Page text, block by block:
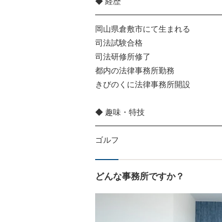
岡山県倉敷市にて生まれる
司法試験合格
司法研修所修了
都内の法律事務所勤務
きびのくに法律事務所開設
◆ 趣味・特技
ゴルフ
どんな事務所ですか？